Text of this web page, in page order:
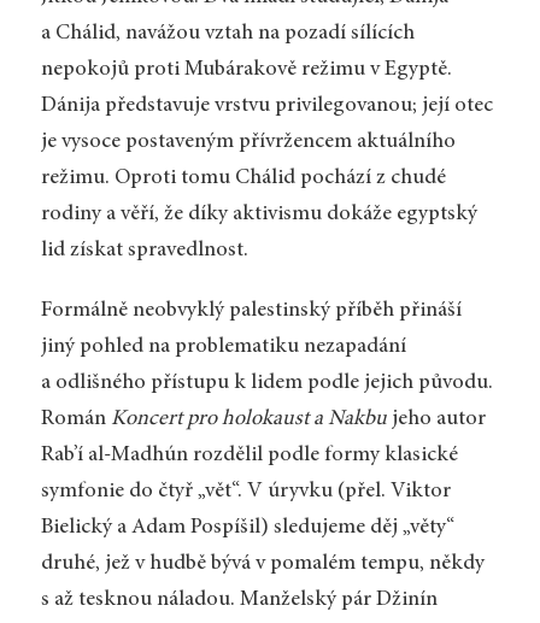
a Chálid, navážou vztah na pozadí sílících
nepokojů proti Mubárakově režimu v Egyptě.
Dánija představuje vrstvu privilegovanou; její otec
je vysoce postaveným přívržencem aktuálního
režimu. Oproti tomu Chálid pochází z chudé
rodiny a věří, že díky aktivismu dokáže egyptský
lid získat spravedlnost.
Formálně neobvyklý palestinský příběh přináší
jiný pohled na problematiku nezapadání
a odlišného přístupu k lidem podle jejich původu.
Román Koncert pro holokaust a Nakbujeho autor
Rab’í al-Madhún rozdělil podle formy klasické
symfonie do čtyř „vět“. V úryvku (přel. Viktor
Bielický a Adam Pospíšil) sledujeme děj „věty“
druhé, jež v hudbě bývá v pomalém tempu, někdy
s až tesknou náladou. Manželský pár Džinín